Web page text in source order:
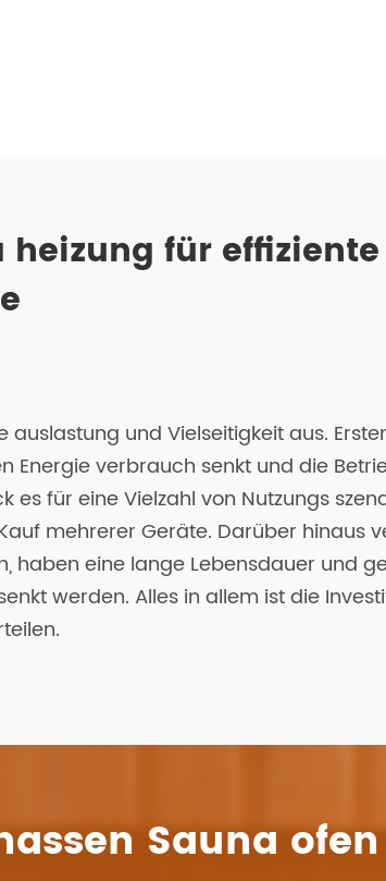
für
und Vielseitigkeit aus.
verbrauch senkt und die
für eine Vielzahl von Nutzungs
mehrerer Geräte. Darüber hinaus
haben eine lange Lebensdauer und
werden. Alles in allem ist die
Sauna